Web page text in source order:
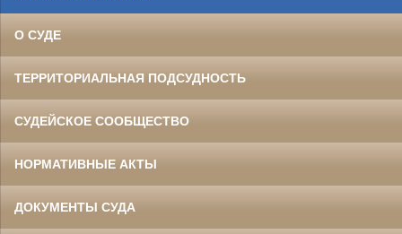
О СУДЕ
ТЕРРИТОРИАЛЬНАЯ ПОДСУДНОСТЬ
СУДЕЙСКОЕ СООБЩЕСТВО
НОРМАТИВНЫЕ АКТЫ
ДОКУМЕНТЫ СУДА